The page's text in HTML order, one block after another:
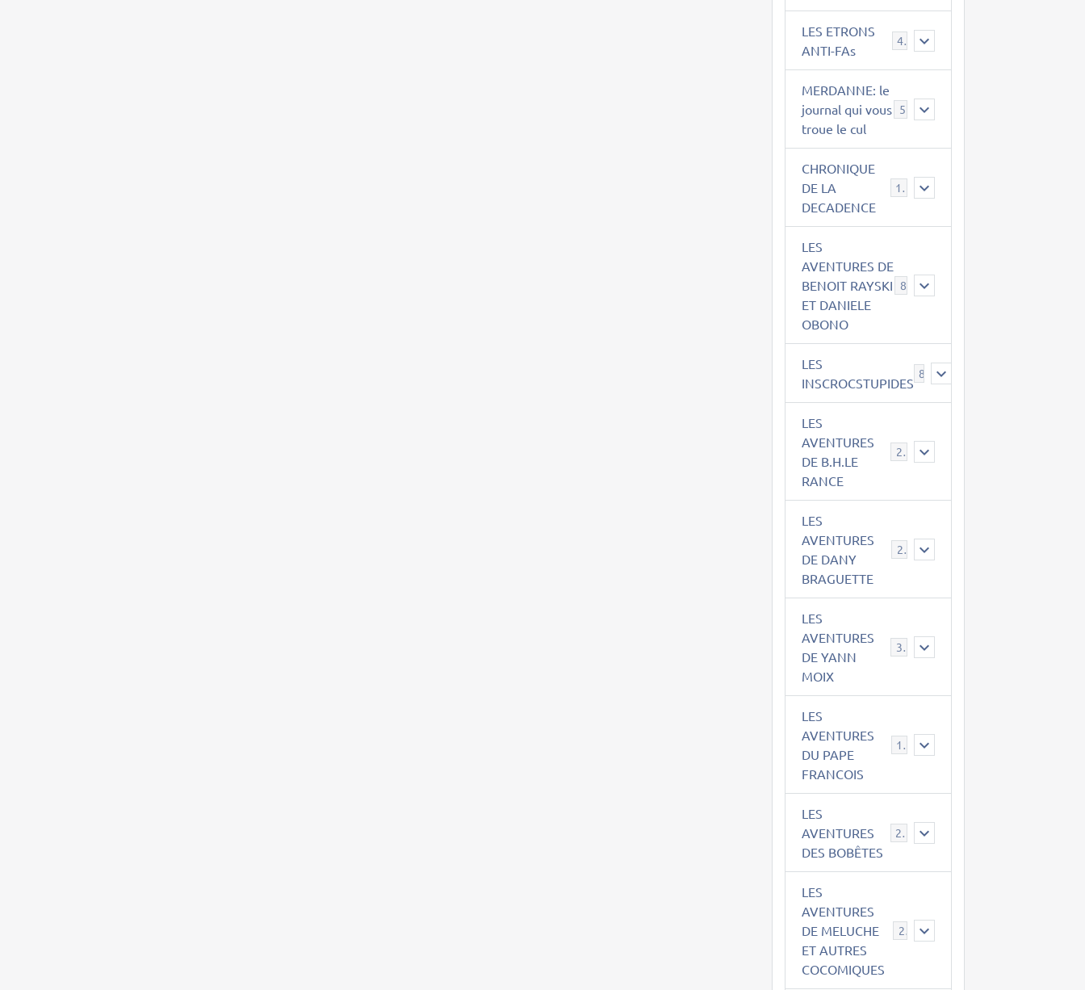
LES ETRONS
ANTI-FAs
4
MERDANNE: le
journal qui vous
troue le cul
CHRONIQUE
DE LA
DECADENCE
12
LES
AVENTURES DE
BENOIT RAYSKI
ET DANIELE
OBONO
LES
INSCROCSTUPIDES
8
LES
AVENTURES
DE B.H.LE
RANCE
21
LES
AVENTURES
DE DANY
BRAGUETTE
29
LES
AVENTURES
DE YANN
MOIX
39
LES
AVENTURES
DU PAPE
FRANCOIS
15
LES
AVENTURES
DES BOBÊTES
23
LES
AVENTURES
DE MELUCHE
ET AUTRES
COCOMIQUES
22